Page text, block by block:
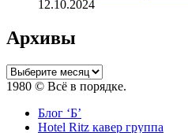
12.10.2024
Архивы
Архивы
1980 © Всё в порядке.
Блог ‘Б’
Hotel Ritz кавер группа